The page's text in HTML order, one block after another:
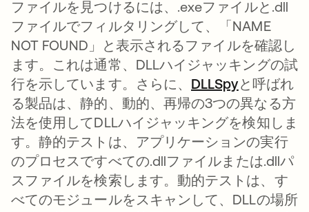
ファイルを見つけるには、.exeファイルと.dll
ファイルでフィルタリングして、「NAME
NOT FOUND」と表示されるファイルを確認し
ます。これは通常、DLLハイジャッキングの試
行を示しています。さらに、 DLLSpy新しいタ
と呼ばれ
る製品は、静的、動的、再帰の3つの異なる方
法を使用してDLLハイジャッキングを検知しま
す。静的テストは、アプリケーションの実行
のプロセスですべての.dllファイルまたは.dllパ
スファイルを検索します。動的テストは、す
べてのモジュールをスキャンして、DLLの場所